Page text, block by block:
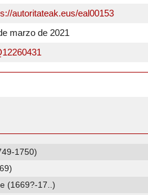
autoritateak.eus/eal00153
marzo de 2021
1750)
(1669?-17..)